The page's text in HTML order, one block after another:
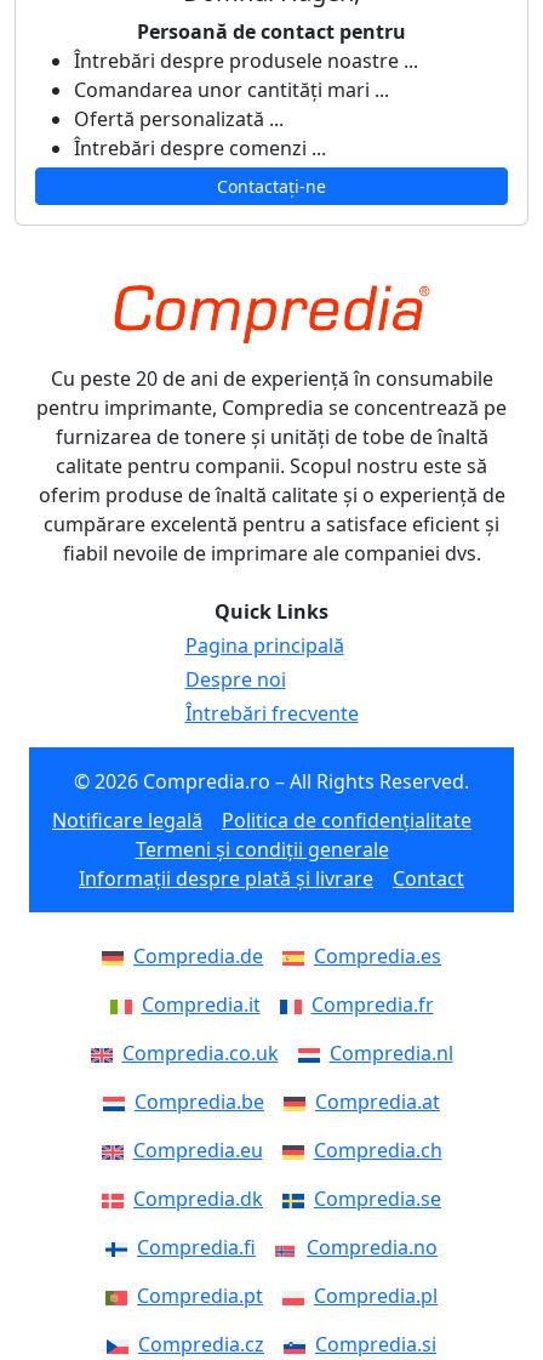
Persoană de contact pentru
Întrebări despre produsele noastre ...
Comandarea unor cantități mari ...
Ofertă personalizată ...
Întrebări despre comenzi ...
Contactați-ne
Cu peste 20 de ani de experiență în consumabile
pentru imprimante, Compredia se concentrează pe
furnizarea de tonere și unități de tobe de înaltă
calitate pentru companii. Scopul nostru este să
oferim produse de înaltă calitate și o experiență de
cumpărare excelentă pentru a satisface eficient și
fiabil nevoile de imprimare ale companiei dvs.
Quick Links
Pagina principală
Despre noi
Întrebări frecvente
© 2026 Compredia.ro – All Rights Reserved.
Notificare legală
Politica de confidențialitate
Termeni și condiții generale
Informații despre plată și livrare
Contact
Compredia.de
Compredia.es
Compredia.it
Compredia.fr
Compredia.co.uk
Compredia.nl
Compredia.be
Compredia.at
Compredia.eu
Compredia.ch
Compredia.dk
Compredia.se
Compredia.fi
Compredia.no
Compredia.pt
Compredia.pl
Compredia.cz
Compredia.si